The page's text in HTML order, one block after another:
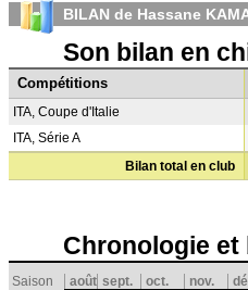
BILAN de Hassane
Son bilan en
Compétitions
ITA, Coupe d'Italie
ITA, Série A
Bilan total en club
Chronologie et
Saison août sept. oct. nov.